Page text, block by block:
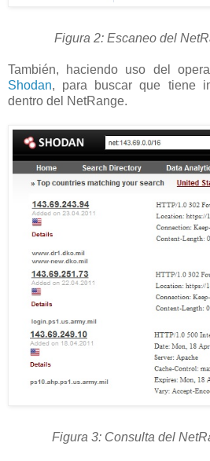
Figura 2: Escaneo del
También, haciendo uso del
Shodan, para buscar que tiene
dentro del NetRange.
Figura 3: Consulta del